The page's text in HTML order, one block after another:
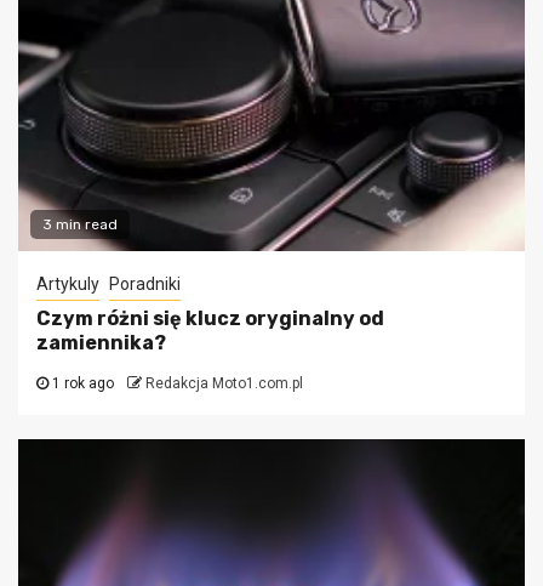
3 min read
Artykuly Poradniki
Czym różni się klucz oryginalny od
zamiennika?
1 rok ago Redakcja Moto1.com.pl